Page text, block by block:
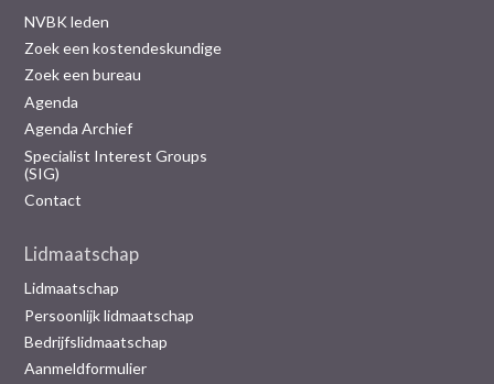
NVBK leden
Zoek een kostendeskundige
Zoek een bureau
Agenda
Agenda Archief
Specialist Interest Groups
(SIG)
Contact
Lidmaatschap
Lidmaatschap
Persoonlijk lidmaatschap
Bedrijfslidmaatschap
Aanmeldformulier